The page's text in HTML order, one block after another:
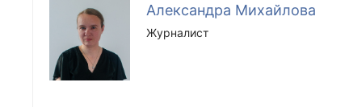
Александра Михайлова
Журналист